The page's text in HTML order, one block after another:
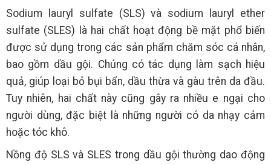
Sodium lauryl sulfate (SLS) và sodium lauryl ether
sulfate (SLES) là hai chất hoạt động bề mặt phổ biến
được sử dụng trong các sản phẩm chăm sóc cá nhân,
bao gồm dầu gội. Chúng có tác dụng làm sạch hiệu
quả, giúp loại bỏ bụi bẩn, dầu thừa và gàu trên da đầu.
Tuy nhiên, hai chất này cũng gây ra nhiều e ngại cho
người dùng, đặc biệt là những người có da nhạy cảm
hoặc tóc khô.
Nồng độ SLS và SLES trong dầu gội thường dao động